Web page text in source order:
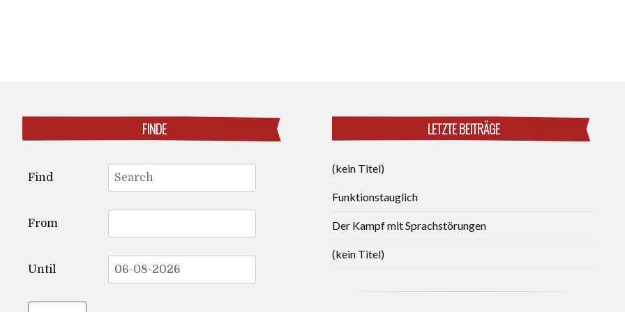
FINDE
for:
Find
From
Until
LETZTE BEITRÄGE
(kein Titel)
Funktionstauglich
Der Kampf mit Sprachstörungen
(kein Titel)